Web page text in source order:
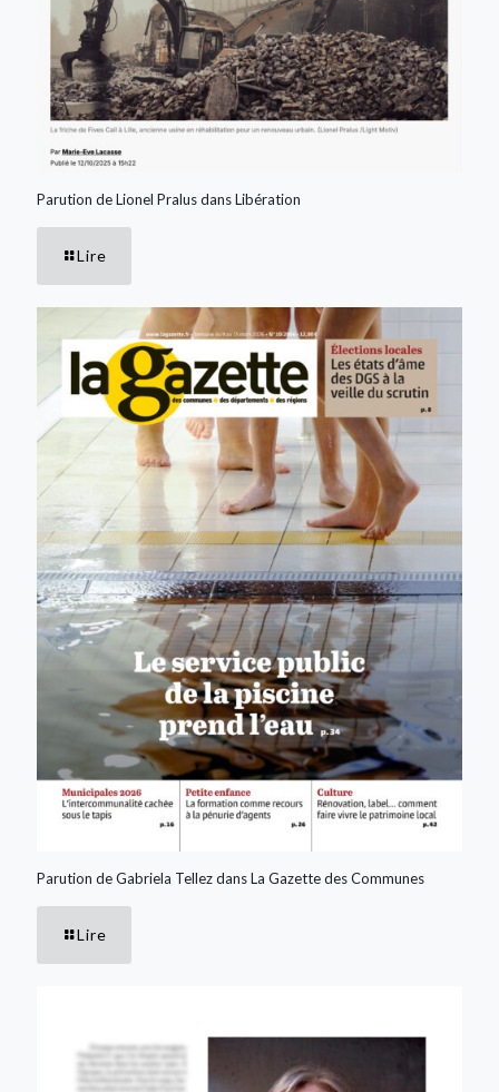
Parution de Lionel Pralus dans Libération
Lire
Parution de Gabriela Tellez dans La Gazette des Communes
Lire